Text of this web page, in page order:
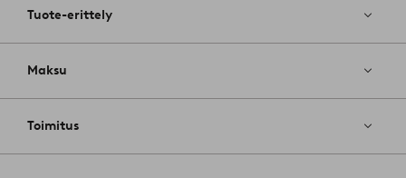
Tuote-erittely
Maksu
Toimitus